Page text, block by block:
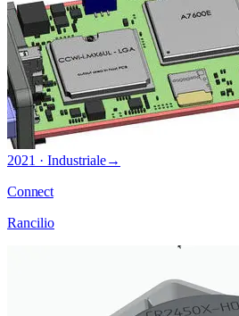
2021 · Industriale→
Connect
Rancilio